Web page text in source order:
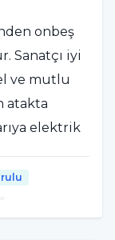
onbeş
Sanatçı iyi
ve mutlu
atakta
elektrik
edici